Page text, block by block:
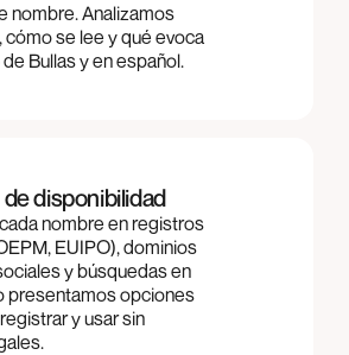
nombre. Analizamos
cómo se lee y qué evoca
Bullas y en español.
disponibilidad
nombre en registros
EUIPO), dominios
y búsquedas en
presentamos opciones
y usar sin